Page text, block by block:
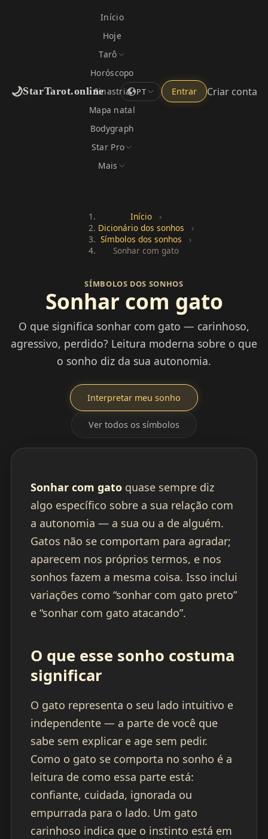
🌙StarTarot.online
Início
Hoje
Tarô
Horóscopo
Sinastria
Mapa natal
Bodygraph
Star Pro
Mais
PT Entrar Criar conta
Início
›
Dicionário dos sonhos
›
Símbolos dos sonhos
›
Sonhar com gato
SÍMBOLOS DOS SONHOS
Sonhar com gato
O que significa sonhar com gato — carinhoso,
agressivo, perdido? Leitura moderna sobre o que
o sonho diz da sua autonomia.
Interpretar meu sonho
Ver todos os símbolos
Sonhar com gatoquase sempre diz
algo específico sobre a sua relação com
a autonomia — a sua ou a de alguém.
Gatos não se comportam para agradar;
aparecem nos próprios termos, e nos
sonhos fazem a mesma coisa. Isso inclui
variações como “sonhar com gato preto”
e “sonhar com gato atacando”.
O que esse sonho costuma
significar
O gato representa o seu lado intuitivo e
independente — a parte de você que
sabe sem explicar e age sem pedir.
Como o gato se comporta no sonho é a
leitura de como essa parte está:
confiante, cuidada, ignorada ou
empurrada para o lado. Um gato
carinhoso indica que o instinto está em